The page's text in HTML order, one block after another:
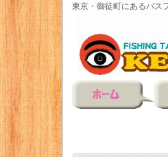
東京・御徒町にあるバス